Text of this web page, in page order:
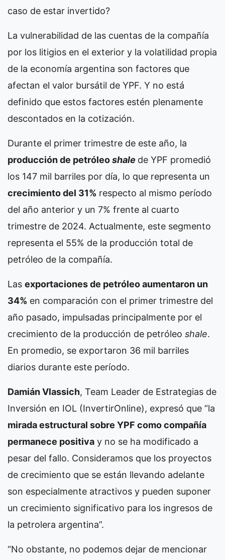
caso de estar invertido?
La vulnerabilidad de las cuentas de la compañía
por los litigios en el exterior y la volatilidad propia
de la economía argentina son factores que
afectan el valor bursátil de YPF. Y no está
definido que estos factores estén plenamente
descontados en la cotización.
Durante el primer trimestre de este año, la
producción de petróleoshale de YPF promedió
los 147 mil barriles por día, lo que representa un
crecimiento del 31% respecto al mismo período
del año anterior y un 7% frente al cuarto
trimestre de 2024. Actualmente, este segmento
representa el 55% de la producción total de
petróleo de la compañía.
Las exportaciones de petróleo aumentaron un
34% en comparación con el primer trimestre del
año pasado, impulsadas principalmente por el
crecimiento de la producción de petróleo shale.
En promedio, se exportaron 36 mil barriles
diarios durante este período.
Damián Vlassich, Team Leader de Estrategias de
Inversión en IOL (InvertirOnline), expresó que “la
mirada estructural sobre YPF como compañía
permanece positiva y no se ha modificado a
pesar del fallo. Consideramos que los proyectos
de crecimiento que se están llevando adelante
son especialmente atractivos y pueden suponer
un crecimiento significativo para los ingresos de
la petrolera argentina”.
“No obstante, no podemos dejar de mencionar